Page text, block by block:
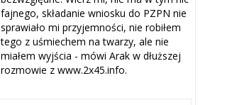
fajnego, składanie wniosku do PZPN nie
sprawiało mi przyjemności, nie robiłem
tego z uśmiechem na twarzy, ale nie
miałem wyjścia - mówi Arak w dłuższej
rozmowie z www.2x45.info.